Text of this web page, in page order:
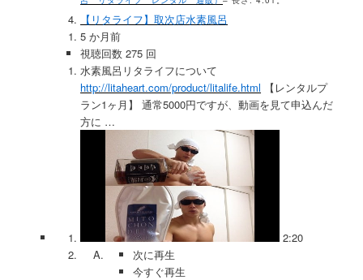
【リタライフ】取次店水素風呂
5 か月前
視聴回数 275 回
水素風呂リタライフについて
http://litaheart.com/product/litalife.html 【レンタルプ
ラン1ヶ月】 通常5000円ですが、動画を見て申込んだ
方に …
2:20
次に再生
今すぐ再生